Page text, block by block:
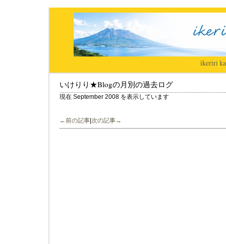
ikeriri|
いけりり★Blogの月別の過去ログ
現在 September 2008 を表示しています
←前の記事 次の記事→